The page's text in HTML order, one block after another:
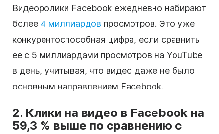
Видеоролики Facebook ежедневно набирают
более 4 миллиардов просмотров. Это уже
конкурентоспособная цифра, если сравнить
ее с 5 миллиардами просмотров на YouTube
в день, учитывая, что видео даже не было
основным направлением Facebook.
2. Клики на видео в Facebook на
59,3 % выше по сравнению с